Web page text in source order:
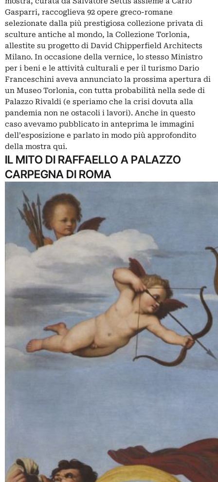
Gasparri, raccoglieva 92 opere greco-romane
selezionate dalla più prestigiosa collezione privata di
sculture antiche al mondo, la Collezione Torlonia,
allestite su progetto di David Chipperfield Architects
Milano. In occasione della vernice, lo stesso Ministro
per i beni e le attività culturali e per il turismo Dario
Franceschini aveva annunciato la prossima apertura di
un Museo Torlonia, con tutta probabilità nella sede di
Palazzo Rivaldi (e speriamo che la crisi dovuta alla
pandemia non ne ostacoli i lavori). Anche in questo
caso avevamo pubblicato in anteprima le immagini
dell’esposizione e parlato in modo più approfondito
della mostra qui.
IL MITO DI RAFFAELLO A PALAZZO
CARPEGNA DI ROMA